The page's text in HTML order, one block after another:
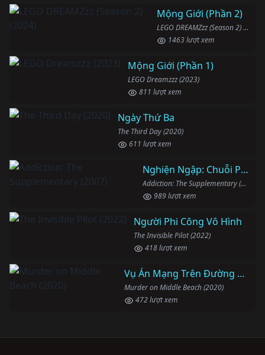
Mộng Giới (Phần 2)
LEGO DREAMZzz (Season 2) (2024)
1463 lượt xem
Mộng Giới (Phần 1)
LEGO Dreamzzz (2023)
811 lượt xem
Ngày Thứ Ba
The Third Day (2020)
611 lượt xem
Nghiện Ngập: Chuỗi Phim Bổ Trợ
Addiction: The Supplementary (2007)
989 lượt xem
Người Phi Công Vô Hình
The Invisible Pilot (2022)
418 lượt xem
Vụ Án Mạng Trên Đường Middle Beach
Murder on Middle Beach (2020)
472 lượt xem